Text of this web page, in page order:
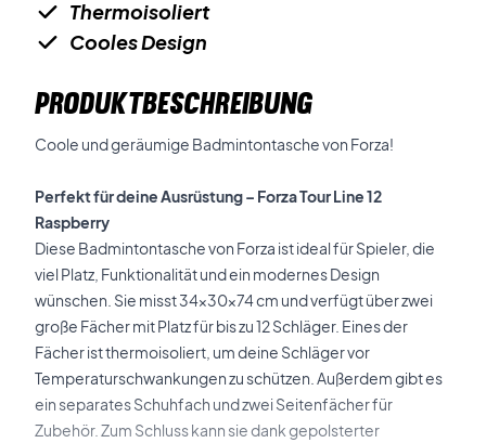
Thermoisoliert
Cooles Design
PRODUKTBESCHREIBUNG
Coole und geräumige Badmintontasche von Forza!
Perfekt für deine Ausrüstung – Forza Tour Line 12
Raspberry
Diese Badmintontasche von Forza ist ideal für Spieler, die
viel Platz, Funktionalität und ein modernes Design
wünschen. Sie misst 34x30x74 cm und verfügt über zwei
große Fächer mit Platz für bis zu 12 Schläger. Eines der
Fächer ist thermoisoliert, um deine Schläger vor
Temperaturschwankungen zu schützen. Außerdem gibt es
ein separates Schuhfach und zwei Seitenfächer für
Zubehör. Zum Schluss kann sie dank gepolsterter